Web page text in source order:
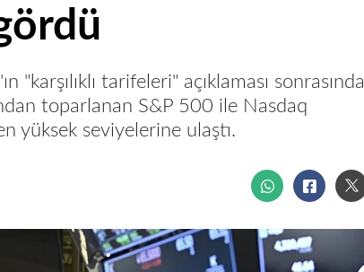
"karşılıklı tarifeleri" açıklaması sonrasında
toparlanan S&P 500 ile Nasdaq
yüksek seviyelerine ulaştı.